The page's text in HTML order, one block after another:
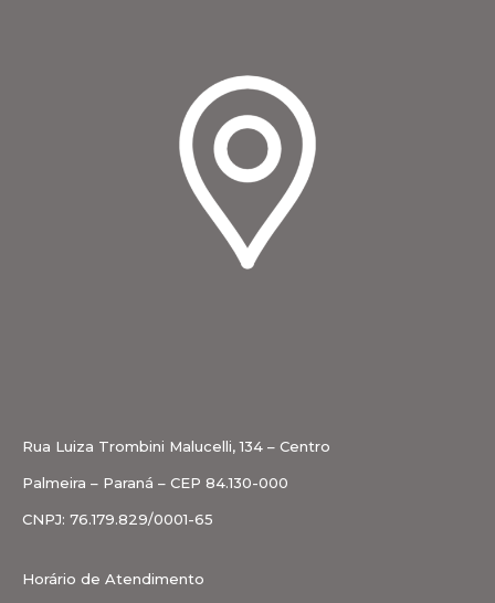
Rua Luiza Trombini Malucelli, 134 – Centro
Palmeira – Paraná – CEP 84.130-000
CNPJ: 76.179.829/0001-65
Horário de Atendimento